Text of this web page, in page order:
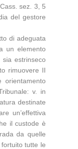
sez. 3, 5
del gestore
di adeguata
un elemento
estrinseco
rimuovere II
orientamento
v. in
destinate
un’effettiva
il custode è
da quelle
tutte le